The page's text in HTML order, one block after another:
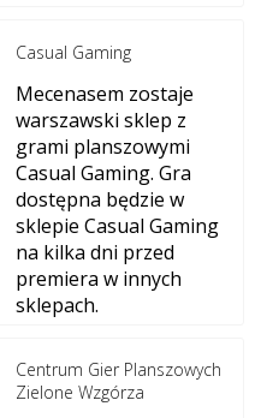
Casual Gaming
Mecenasem zostaje
warszawski sklep z
grami planszowymi
Casual Gaming. Gra
dostępna będzie w
sklepie Casual Gaming
na kilka dni przed
premiera w innych
sklepach.
Centrum Gier Planszowych
Zielone Wzgórza